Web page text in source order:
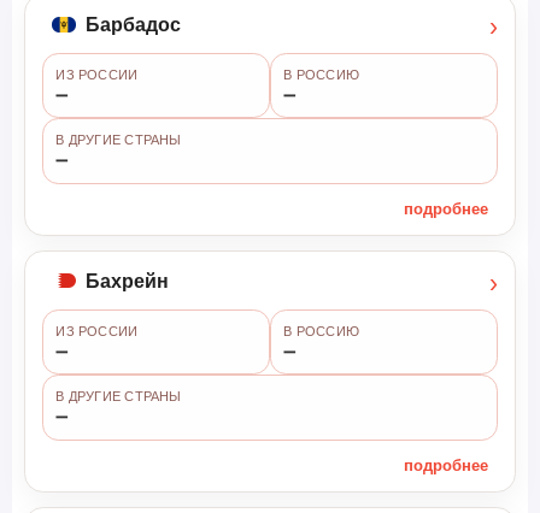
Барбадос ›
ИЗ РОССИИ
➖
В РОССИЮ
➖
В ДРУГИЕ СТРАНЫ
➖
подробнее
Бахрейн ›
ИЗ РОССИИ
➖
В РОССИЮ
➖
В ДРУГИЕ СТРАНЫ
➖
подробнее